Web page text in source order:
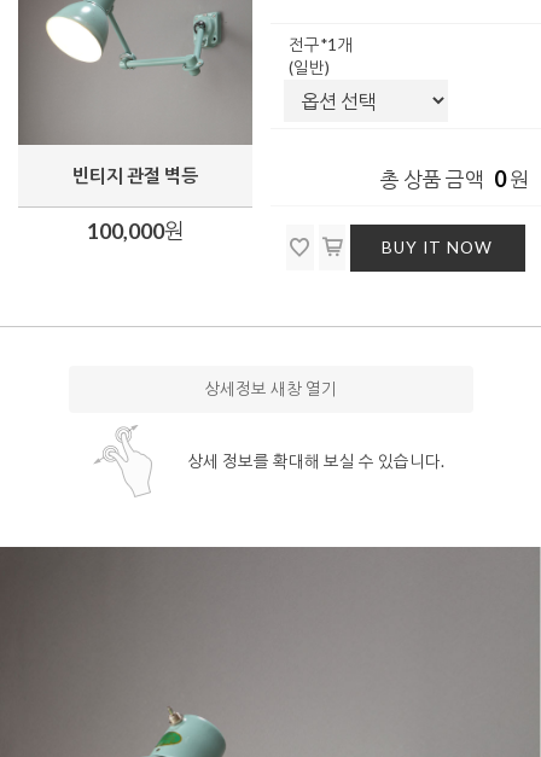
빈티지 관절 벽등
100,000원
전구*1개
(일반)
총 상품 금액 0원
BUY IT NOW
상세정보 새창 열기
상세 정보를 확대해 보실 수 있습니다.